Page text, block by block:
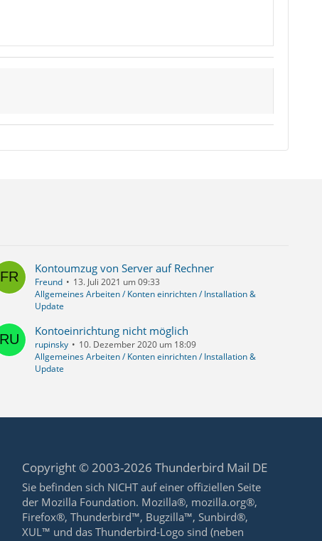
Kontoumzug von Server auf Rechner
Freund
13. Juli 2021 um 09:33
Allgemeines Arbeiten / Konten einrichten / Installation &
Update
Kontoeinrichtung nicht möglich
rupinsky
10. Dezember 2020 um 18:09
Allgemeines Arbeiten / Konten einrichten / Installation &
Update
Copyright © 2003-2026 Thunderbird Mail DE
Sie befinden sich NICHT auf einer offiziellen Seite
der Mozilla Foundation. Mozilla®, mozilla.org®,
Firefox®, Thunderbird™, Bugzilla™, Sunbird®,
XUL™ und das Thunderbird-Logo sind (neben